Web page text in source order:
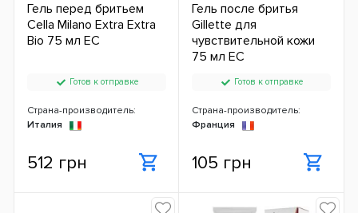
Гель перед бритьем
Cella Milano Extra Extra
Bio 75 мл ЕС
Готов к отправке
Страна-производитель:
Италия
512 грн
Гель после бритья
Gillette для
чувствительной кожи
75 мл ЕС
Готов к отправке
Страна-производитель:
Франция
105 грн